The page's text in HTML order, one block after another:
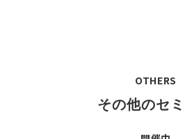
各社の個人情報保護の取り組み、
OTHERS
その他のセ